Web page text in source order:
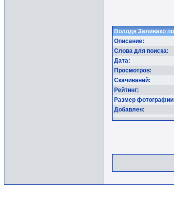
Володя Заливако
Описание:
Слова для поиска:
Дата:
Просмотров:
Скачиваний:
Рейтинг:
Размер
Добавлен: